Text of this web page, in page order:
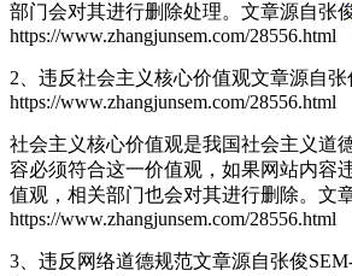
部门会对其进行删除处理。 文章源自张
https://www.zhangjunsem.com/28556.html
2、违反社会主义核心价值观文章源自张
https://www.zhangjunsem.com/28556.html
社会主义核心价值观是我国社会主义道
容必须符合这一价值观，如果网站内容
值观，相关部门也会对其进行删除。 文
https://www.zhangjunsem.com/28556.html
3、违反网络道德规范文章源自张俊